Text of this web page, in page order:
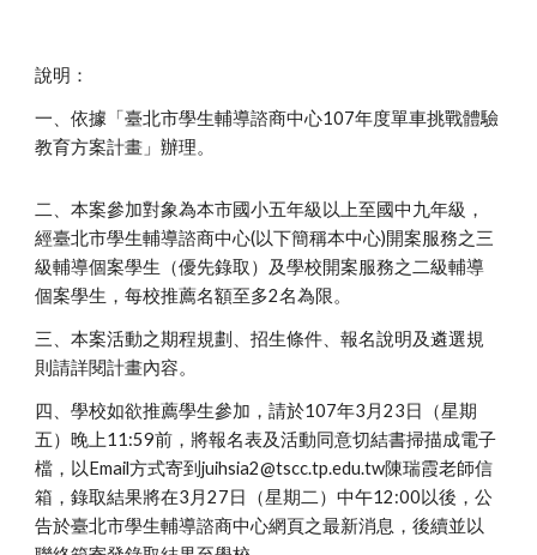
說明：
一、依據「臺北市學生輔導諮商中心107年度單車挑戰體驗
教育方案計畫」辦理。
二、本案參加對象為本市國小五年級以上至國中九年級，
經臺北市學生輔導諮商中心(以下簡稱本中心)開案服務之三
級輔導個案學生（優先錄取）及學校開案服務之二級輔導
個案學生，每校推薦名額至多2名為限。
三、本案活動之期程規劃、招生條件、報名說明及遴選規
則請詳閱計畫內容。
四、學校如欲推薦學生參加，請於107年3月23日（星期
五）晚上11:59前，將報名表及活動同意切結書掃描成電子
檔，以Email方式寄到juihsia2@tscc.tp.edu.tw陳瑞霞老師信
箱，錄取結果將在3月27日（星期二）中午12:00以後，公
告於臺北市學生輔導諮商中心網頁之最新消息，後續並以